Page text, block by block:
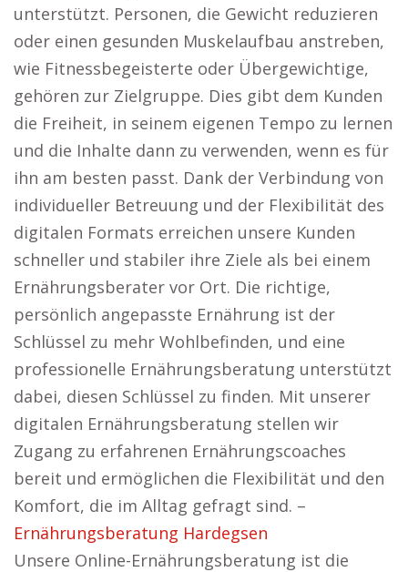
unterstützt. Personen, die Gewicht reduzieren
oder einen gesunden Muskelaufbau anstreben,
wie Fitnessbegeisterte oder Übergewichtige,
gehören zur Zielgruppe. Dies gibt dem Kunden
die Freiheit, in seinem eigenen Tempo zu lernen
und die Inhalte dann zu verwenden, wenn es für
ihn am besten passt. Dank der Verbindung von
individueller Betreuung und der Flexibilität des
digitalen Formats erreichen unsere Kunden
schneller und stabiler ihre Ziele als bei einem
Ernährungsberater vor Ort. Die richtige,
persönlich angepasste Ernährung ist der
Schlüssel zu mehr Wohlbefinden, und eine
professionelle Ernährungsberatung unterstützt
dabei, diesen Schlüssel zu finden. Mit unserer
digitalen Ernährungsberatung stellen wir
Zugang zu erfahrenen Ernährungscoaches
bereit und ermöglichen die Flexibilität und den
Komfort, die im Alltag gefragt sind. –
Ernährungsberatung Hardegsen
Unsere Online-Ernährungsberatung ist die